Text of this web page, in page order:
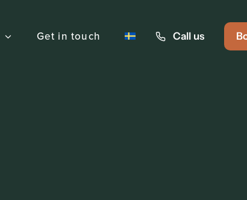
Get in touch Call us